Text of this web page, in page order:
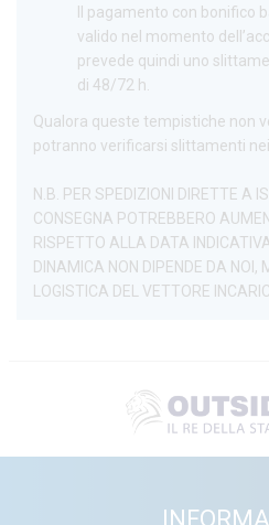
Il pagamento con bonifico
valido nel momento
prevede quindi uno
di 48/72 h.
Qualora queste tempistiche non
potranno verificarsi slittamenti
N.B. PER SPEDIZIONI DIRETTE A
CONSEGNA POTREBBERO
RISPETTO ALLA DATA
DINAMICA NON DIPENDE DA NOI,
LOGISTICA DEL VETTORE